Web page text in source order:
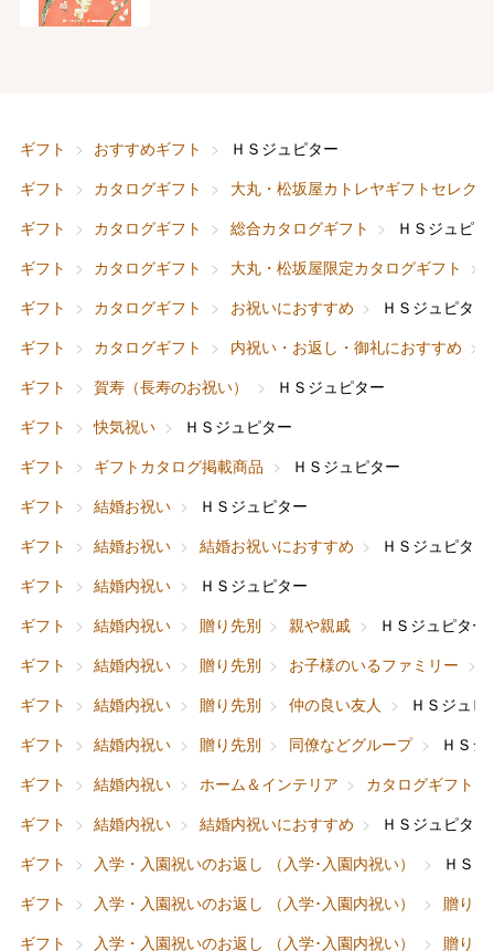
ギフト おすすめギフト
ＨＳジュピター
ギフト
カタログギフト
大丸・松坂屋カトレヤギフトセレク
ギフト
カタログギフト 総合カタログギフト
ＨＳジュピ
ギフト
カタログギフト 大丸・松坂屋限定カタログギフト
ギフト
カタログギフト お祝いにおすすめ
ＨＳジュピター
ギフト
カタログギフト 内祝い・お返し・御礼におすすめ
ギフト
賀寿（長寿のお祝い）
ＨＳジュピター
ギフト
快気祝い
ＨＳジュピター
ギフト
ギフトカタログ掲載商品
ＨＳジュピター
ギフト
結婚お祝い
ＨＳジュピター
ギフト
結婚お祝い 結婚お祝いにおすすめ
ＨＳジュピター
ギフト
結婚内祝い
ＨＳジュピター
ギフト
結婚内祝い 贈り先別 親や親戚
ＨＳジュピター
ギフト
結婚内祝い 贈り先別 お子様のいるファミリー
ギフト
結婚内祝い 贈り先別 仲の良い友人
ＨＳジュピ
ギフト
結婚内祝い 贈り先別 同僚などグループ
ＨＳジ
ギフト
結婚内祝い ホーム＆インテリア
カタログギフト
ギフト
結婚内祝い 結婚内祝いにおすすめ
ＨＳジュピター
ギフト
入学・入園祝いのお返し （入学･入園内祝い）
ＨＳ
ギフト
入学・入園祝いのお返し （入学･入園内祝い）
贈り先
ギフト
入学・入園祝いのお返し （入学･入園内祝い）
贈り先